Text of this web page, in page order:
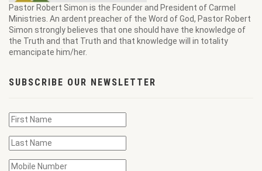
Pastor Robert Simon is the Founder and President of Carmel
Ministries. An ardent preacher of the Word of God, Pastor Robert
Simon strongly believes that one should have the knowledge of
the Truth and that Truth and that knowledge will in totality
emancipate him/her.
SUBSCRIBE OUR NEWSLETTER